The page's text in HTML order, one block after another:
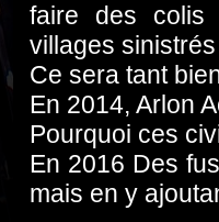
faire des colis
villages
Ce sera tant
En 2014, Arlon
Pourquoi ces
En 2016 Des
mais en y